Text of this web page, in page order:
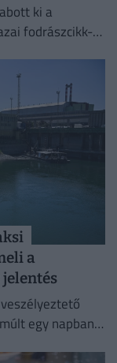
ki a
fodrászcikk-
a
egy napban